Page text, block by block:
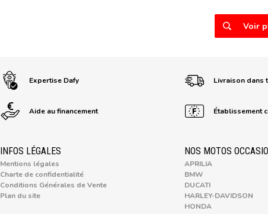
Voir
Expertise Dafy Livraison dans
Aide au financement Établissement
INFOS LÉGALES
Mentions légales
Charte de confidentialité
Conditions Générales de Vente
Plan du site
NOS MOTOS
APRILIA
BMW
DUCATI
HARLEY-DAVIDSON
HONDA